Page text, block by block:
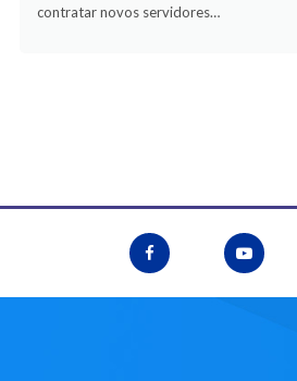
contratar novos servidores…